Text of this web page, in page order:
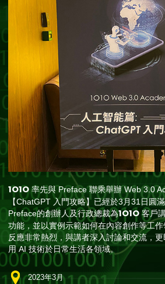
1O1O率先與 Preface 聯乘舉辦 Web 3.0
【ChatGPT 入門攻略】已經於3月31日圓
Preface的創辦人及行政總裁為1O1O客戶
功能，並以實例示範如何在內容創作等工
反應非常熱烈，與講者深入討論和交流，
用 AI 技術於日常生活各領域。
2023年3月